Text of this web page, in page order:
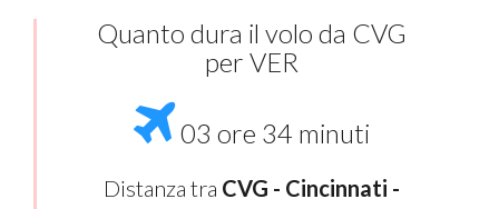
Quanto dura il volo da CVG
per VER
03 ore 34 minuti
Distanza tra CVG - Cincinnati -